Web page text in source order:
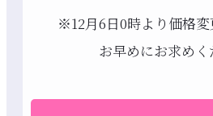
※12月6日0時より価格変
お早めにお求めく